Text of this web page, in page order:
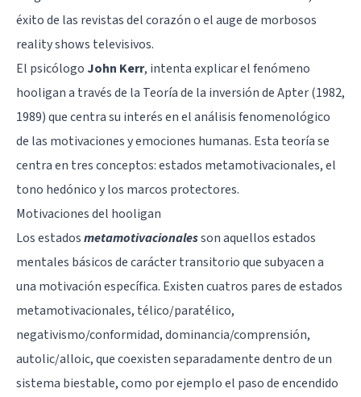
éxito de las revistas del corazón o el auge de morbosos
reality shows televisivos.
El psicólogo John Kerr, intenta explicar el fenómeno
hooligan a través de la Teoría de la inversión de Apter(1982,
1989) que centra su interés en el análisis fenomenológico
de las motivaciones y emociones humanas. Esta teoría se
centra en tres conceptos: estados metamotivacionales, el
tono hedónico y los marcos protectores.
Motivaciones del hooligan
Los estadosmetamotivacionalesson aquellos estados
mentales básicos de carácter transitorio que subyacen a
una motivación específica. Existen cuatros pares de estados
metamotivacionales, télico/paratélico,
negativismo/conformidad, dominancia/comprensión,
autolic/alloic, que coexisten separadamente dentro de un
sistema biestable, como por ejemplo el paso de encendido